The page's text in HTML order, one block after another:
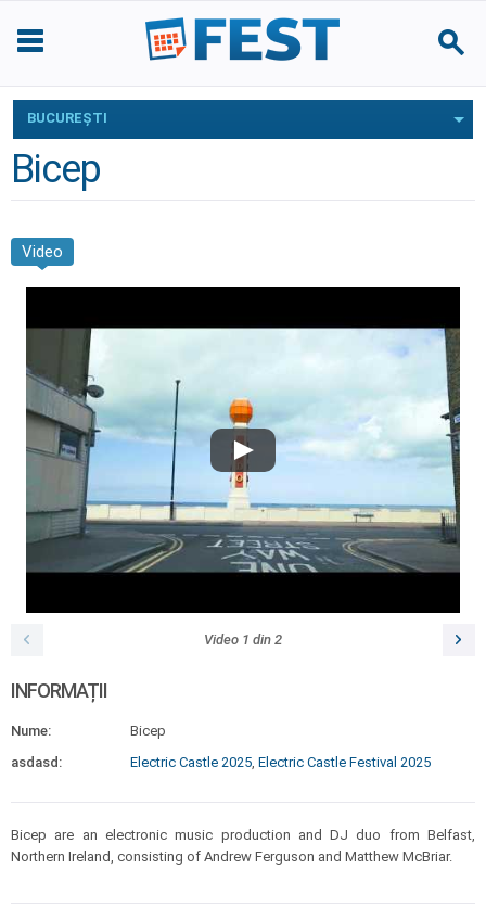
BUCUREŞTI
Bicep
Video
Video 1 din 2
INFORMAȚII
Nume:
Bicep
asdasd:
Electric Castle 2025, Electric Castle Festival 2025
Bicep are an electronic music production and DJ duo from Belfast,
Northern Ireland, consisting of Andrew Ferguson and Matthew McBriar.